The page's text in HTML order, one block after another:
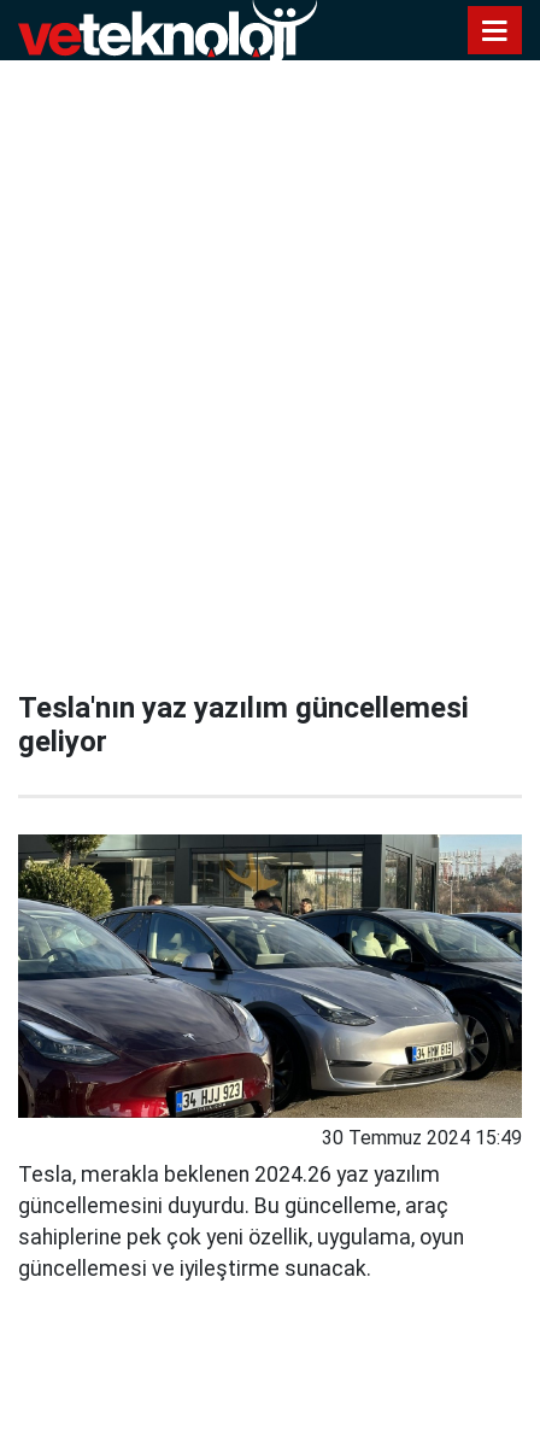
Tesla'nın yaz yazılım güncellemesi
geliyor
30 Temmuz 2024 15:49
Tesla, merakla beklenen 2024.26 yaz yazılım
güncellemesini duyurdu. Bu güncelleme, araç
sahiplerine pek çok yeni özellik, uygulama, oyun
güncellemesi ve iyileştirme sunacak.